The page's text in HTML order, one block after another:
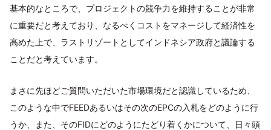
基本的なところで、プロジェクトの競争力を維持することが非常
に重要だと考えており、なるべくコストをマネージして経済性を
高めた上で、ラストリゾートとしてインドネシア政府と議論する
ことだと考えています。
まさに先ほどご質問いただいた市場環境だと認識しているため、
このような中でFEEDあるいはその次のEPCの入札をどのように行
うか、また、そのFIDにどのようにたどり着くかについて、日々頭